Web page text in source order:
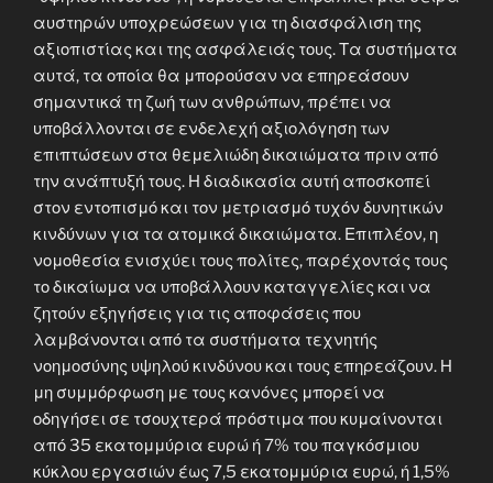
αυστηρών υποχρεώσεων για τη διασφάλιση της
αξιοπιστίας και της ασφάλειάς τους. Τα συστήματα
αυτά, τα οποία θα μπορούσαν να επηρεάσουν
σημαντικά τη ζωή των ανθρώπων, πρέπει να
υποβάλλονται σε ενδελεχή αξιολόγηση των
επιπτώσεων στα θεμελιώδη δικαιώματα πριν από
την ανάπτυξή τους. Η διαδικασία αυτή αποσκοπεί
στον εντοπισμό και τον μετριασμό τυχόν δυνητικών
κινδύνων για τα ατομικά δικαιώματα. Επιπλέον, η
νομοθεσία ενισχύει τους πολίτες, παρέχοντάς τους
το δικαίωμα να υποβάλλουν καταγγελίες και να
ζητούν εξηγήσεις για τις αποφάσεις που
λαμβάνονται από τα συστήματα τεχνητής
νοημοσύνης υψηλού κινδύνου και τους επηρεάζουν. Η
μη συμμόρφωση με τους κανόνες μπορεί να
οδηγήσει σε τσουχτερά πρόστιμα που κυμαίνονται
από 35 εκατομμύρια ευρώ ή 7% του παγκόσμιου
κύκλου εργασιών έως 7,5 εκατομμύρια ευρώ, ή 1,5%